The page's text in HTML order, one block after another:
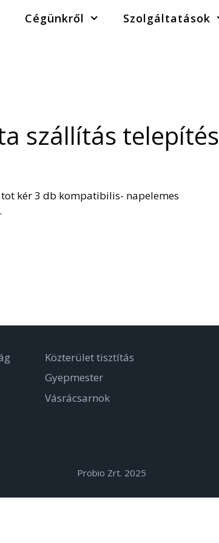
Cégünkről Szolgáltatások
szállítás telepítés
kér 3 db kompatibilis- napelemes
Közterület tisztítás
Gyepmester
Vásrácsarnok
Probio Zrt. 2025